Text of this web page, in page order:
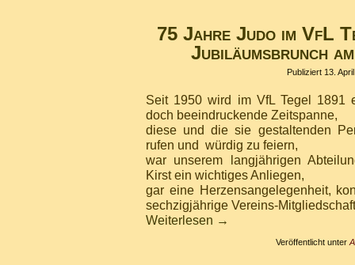
75 Jahre Judo im VfL
Jubiläumsbrunch
Publiziert 13.
Seit 1950 wird im VfL Tegel 1891
doch beeindruckende Zeitspanne,
diese und die sie gestaltenden
rufen und würdig zu feiern,
war unserem langjährigen
Kirst ein wichtiges Anliegen,
gar eine Herzensangelegenheit,
sechzigjährige Vereins-
Weiterlesen →
Veröffentlicht unter